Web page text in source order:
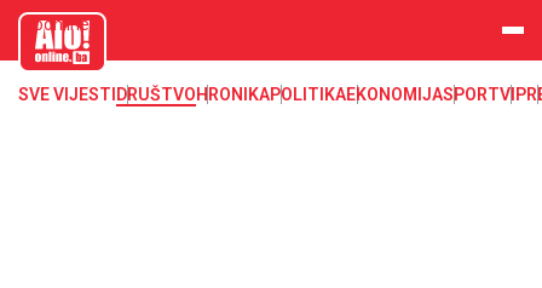
aloonline.b
SVE VIJESTI DRUŠTVOHRONIKAPOLITIKAEKONOMIJASPORTVIP